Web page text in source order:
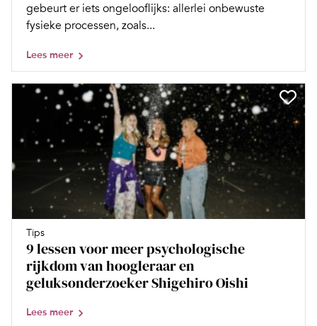
gebeurt er iets ongelooflijks: allerlei onbewuste
fysieke processen, zoals...
Lees meer
Tips
9 lessen voor meer psychologische
rijkdom van hoogleraar en
geluksonderzoeker Shigehiro Oishi
Lees meer